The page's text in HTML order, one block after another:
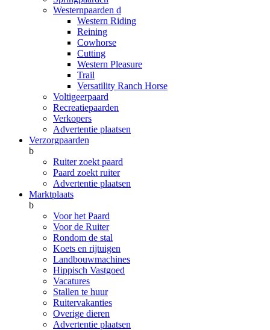
Westernpaarden d
Western Riding
Reining
Cowhorse
Cutting
Western Pleasure
Trail
Versatility Ranch Horse
Voltigeerpaard
Recreatiepaarden
Verkopers
Advertentie plaatsen
Verzorgpaarden
b
Ruiter zoekt paard
Paard zoekt ruiter
Advertentie plaatsen
Marktplaats
b
Voor het Paard
Voor de Ruiter
Rondom de stal
Koets en rijtuigen
Landbouwmachines
Hippisch Vastgoed
Vacatures
Stallen te huur
Ruitervakanties
Overige dieren
Advertentie plaatsen